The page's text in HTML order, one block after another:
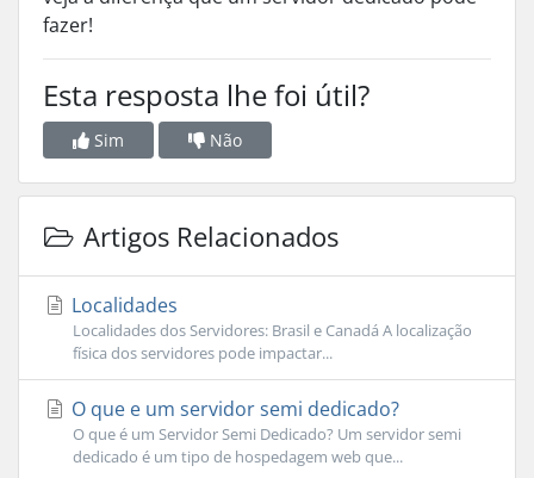
fazer!
Esta resposta lhe foi útil?
Sim Não
Artigos Relacionados
Localidades
Localidades dos Servidores: Brasil e Canadá A localização
física dos servidores pode impactar...
O que e um servidor semi dedicado?
O que é um Servidor Semi Dedicado? Um servidor semi
dedicado é um tipo de hospedagem web que...